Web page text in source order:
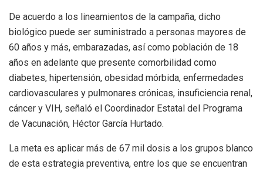
De acuerdo a los lineamientos de la campaña, dicho
biológico puede ser suministrado a personas mayores de
60 años y más, embarazadas, así como población de 18
años en adelante que presente comorbilidad como
diabetes, hipertensión, obesidad mórbida, enfermedades
cardiovasculares y pulmonares crónicas, insuficiencia renal,
cáncer y VIH, señaló el Coordinador Estatal del Programa
de Vacunación, Héctor García Hurtado.
La meta es aplicar más de 67 mil dosis a los grupos blanco
de esta estrategia preventiva, entre los que se encuentran